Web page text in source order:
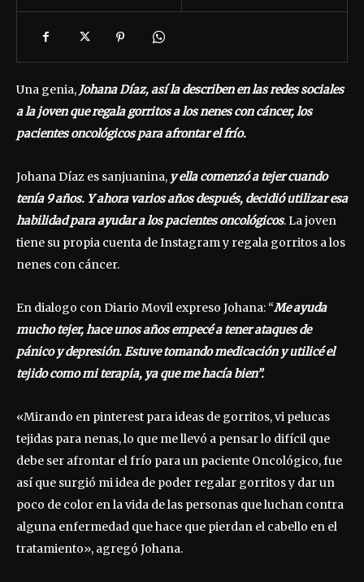
Una genia, Johana Díaz, así la describen en las redes sociales
a la joven que regala gorritos a los nenes con cáncer, los
pacientes oncológicos para afrontar el frío.
Johana Díaz es sanjuanina, y ella comenzó a tejer cuando
tenía 9 años. Y ahora varios años después, decidió utilizar esa
habilidad para ayudar a los pacientes oncológicos. La joven
tiene su propia cuenta de Instagram y regala gorritos a los
nenes con cáncer.
En dialogo con Diario Movil expreso Johana: “Me ayuda
mucho tejer, hace unos años empecé a tener ataques de
pánico y depresión. Estuve tomando medicación y utilicé el
tejido como mi terapia, ya que me hacía bien”.
«Mirando en pinterest para ideas de gorritos, vi pelucas
tejidas para nenas, lo que me llevó a pensar lo difícil que
debe ser afrontar el frío para un paciente Oncológico, fue
así que surgió mi idea de poder regalar gorritos y dar un
poco de color en la vida de las personas que luchan contra
alguna enfermedad que hace que pierdan el cabello en el
tratamiento», agregó Johana.